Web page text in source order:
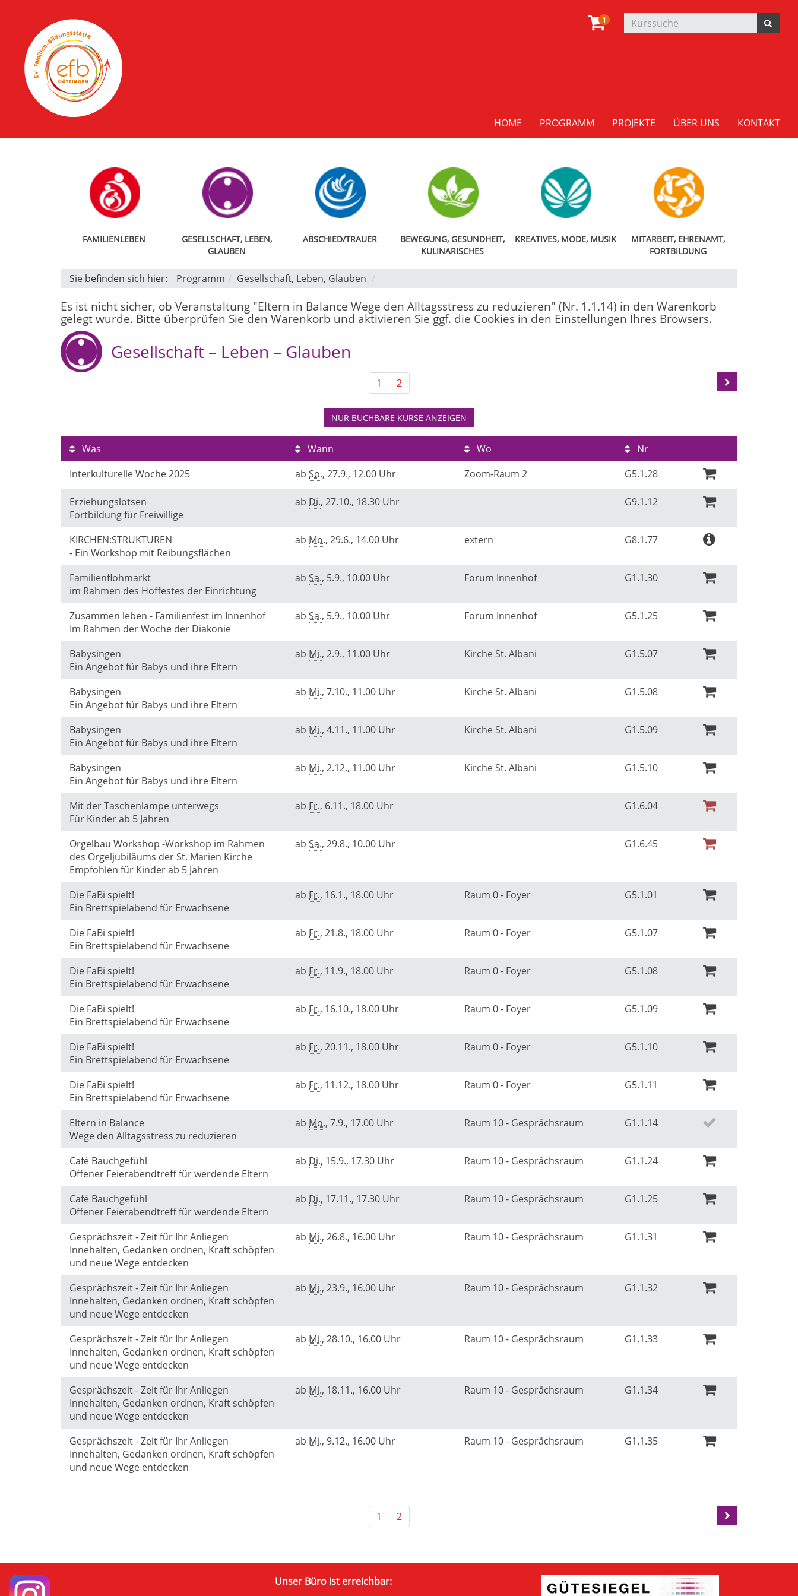
1
HOME PROGRAMM PROJEKTE ÜBER UNS KONTAKT
FAMILIENLEBEN
GESELLSCHAFT, LEBEN,
GLAUBEN
ABSCHIED/TRAUER
BEWEGUNG, GESUNDHEIT,
KULINARISCHES
KREATIVES, MODE, MUSIK
MITARBEIT, EHRENAMT,
FORTBILDUNG
Sie befinden sich hier: Programm Gesellschaft, Leben, Glauben
Es ist nicht sicher, ob Veranstaltung "Eltern in Balance Wege den Alltagsstress zu reduzieren" (Nr. 1.1.14) in den Warenkorb
gelegt wurde. Bitte überprüfen Sie den Warenkorb und aktivieren Sie ggf. die Cookies in den Einstellungen Ihres Browsers.
Gesellschaft – Leben – Glauben
1 2
NUR BUCHBARE KURSE ANZEIGEN
Was Wann Wo
Nr
Interkulturelle Woche 2025
ab So., 27.9., 12.00 Uhr Zoom-Raum 2 G5.1.28
Erziehungslotsen
Fortbildung für Freiwillige
ab Di., 27.10., 18.30 Uhr G9.1.12
KIRCHEN:STRUKTUREN
- Ein Workshop mit Reibungsflächen
ab Mo., 29.6., 14.00 Uhr extern G8.1.77
Familienflohmarkt
im Rahmen des Hoffestes der Einrichtung
ab Sa., 5.9., 10.00 Uhr Forum Innenhof G1.1.30
Zusammen leben - Familienfest im Innenhof
Im Rahmen der Woche der Diakonie
ab Sa., 5.9., 10.00 Uhr Forum Innenhof G5.1.25
Babysingen
Ein Angebot für Babys und ihre Eltern
ab Mi., 2.9., 11.00 Uhr Kirche St. Albani G1.5.07
Babysingen
Ein Angebot für Babys und ihre Eltern
ab Mi., 7.10., 11.00 Uhr Kirche St. Albani G1.5.08
Babysingen
Ein Angebot für Babys und ihre Eltern
ab Mi., 4.11., 11.00 Uhr Kirche St. Albani G1.5.09
Babysingen
Ein Angebot für Babys und ihre Eltern
ab Mi., 2.12., 11.00 Uhr Kirche St. Albani G1.5.10
Mit der Taschenlampe unterwegs
Für Kinder ab 5 Jahren
ab Fr., 6.11., 18.00 Uhr G1.6.04
Orgelbau Workshop -Workshop im Rahmen
des Orgeljubiläums der St. Marien Kirche
Empfohlen für Kinder ab 5 Jahren
ab Sa., 29.8., 10.00 Uhr G1.6.45
Die FaBi spielt!
Ein Brettspielabend für Erwachsene
ab Fr., 16.1., 18.00 Uhr Raum 0 - Foyer G5.1.01
Die FaBi spielt!
Ein Brettspielabend für Erwachsene
ab Fr., 21.8., 18.00 Uhr Raum 0 - Foyer G5.1.07
Die FaBi spielt!
Ein Brettspielabend für Erwachsene
ab Fr., 11.9., 18.00 Uhr Raum 0 - Foyer G5.1.08
Die FaBi spielt!
Ein Brettspielabend für Erwachsene
ab Fr., 16.10., 18.00 Uhr Raum 0 - Foyer G5.1.09
Die FaBi spielt!
Ein Brettspielabend für Erwachsene
ab Fr., 20.11., 18.00 Uhr Raum 0 - Foyer G5.1.10
Die FaBi spielt!
Ein Brettspielabend für Erwachsene
ab Fr., 11.12., 18.00 Uhr Raum 0 - Foyer G5.1.11
Eltern in Balance
Wege den Alltagsstress zu reduzieren
ab Mo., 7.9., 17.00 Uhr Raum 10 - Gesprächsraum G1.1.14
Café Bauchgefühl
Offener Feierabendtreff für werdende Eltern
ab Di., 15.9., 17.30 Uhr Raum 10 - Gesprächsraum G1.1.24
Café Bauchgefühl
Offener Feierabendtreff für werdende Eltern
ab Di., 17.11., 17.30 Uhr Raum 10 - Gesprächsraum G1.1.25
Gesprächszeit - Zeit für Ihr Anliegen
Innehalten, Gedanken ordnen, Kraft schöpfen
und neue Wege entdecken
ab Mi., 26.8., 16.00 Uhr Raum 10 - Gesprächsraum G1.1.31
Gesprächszeit - Zeit für Ihr Anliegen
Innehalten, Gedanken ordnen, Kraft schöpfen
und neue Wege entdecken
ab Mi., 23.9., 16.00 Uhr Raum 10 - Gesprächsraum G1.1.32
Gesprächszeit - Zeit für Ihr Anliegen
Innehalten, Gedanken ordnen, Kraft schöpfen
und neue Wege entdecken
ab Mi., 28.10., 16.00 Uhr Raum 10 - Gesprächsraum G1.1.33
Gesprächszeit - Zeit für Ihr Anliegen
Innehalten, Gedanken ordnen, Kraft schöpfen
und neue Wege entdecken
ab Mi., 18.11., 16.00 Uhr Raum 10 - Gesprächsraum G1.1.34
Gesprächszeit - Zeit für Ihr Anliegen
Innehalten, Gedanken ordnen, Kraft schöpfen
und neue Wege entdecken
ab Mi., 9.12., 16.00 Uhr Raum 10 - Gesprächsraum G1.1.35
1 2
Unser Büro ist erreichbar: